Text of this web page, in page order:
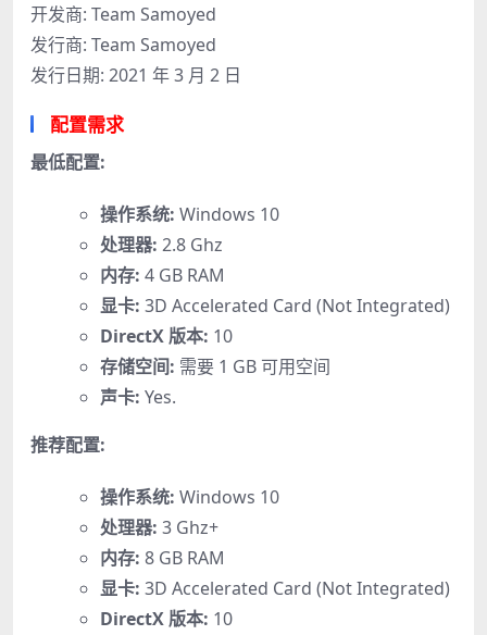
开发商: Team Samoyed
发行商: Team Samoyed
发行日期: 2021 年 3 月 2 日
配置需求
最低配置:
操作系统: Windows 10
处理器: 2.8 Ghz
内存: 4 GB RAM
显卡: 3D Accelerated Card (Not Integrated)
DirectX 版本: 10
存储空间: 需要 1 GB 可用空间
声卡: Yes.
推荐配置:
操作系统: Windows 10
处理器: 3 Ghz+
内存: 8 GB RAM
显卡: 3D Accelerated Card (Not Integrated)
DirectX 版本: 10